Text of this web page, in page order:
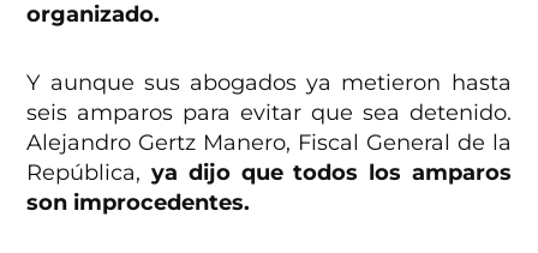
organizado.
Y aunque sus abogados ya metieron hasta
seis amparos para evitar que sea detenido.
Alejandro Gertz Manero, Fiscal General de la
República, ya dijo que todos los amparos
son improcedentes.